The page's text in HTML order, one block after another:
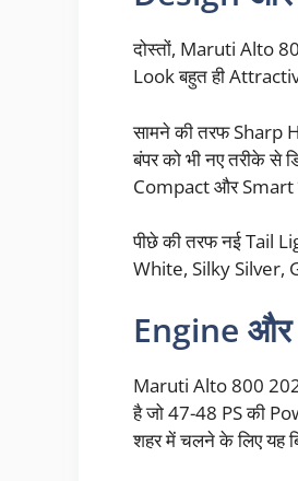
दोस्तों, Maruti Alto
Look बहुत ही
सामने की तरफ Sharp
बंपर को भी नए तरीके से
Compact और Smart
पीछे की तरफ नई Tail
White, Silky Silver,
Engine और
Maruti Alto 800
है जो 47-48 PS की
शहर में चलने के लिए यह